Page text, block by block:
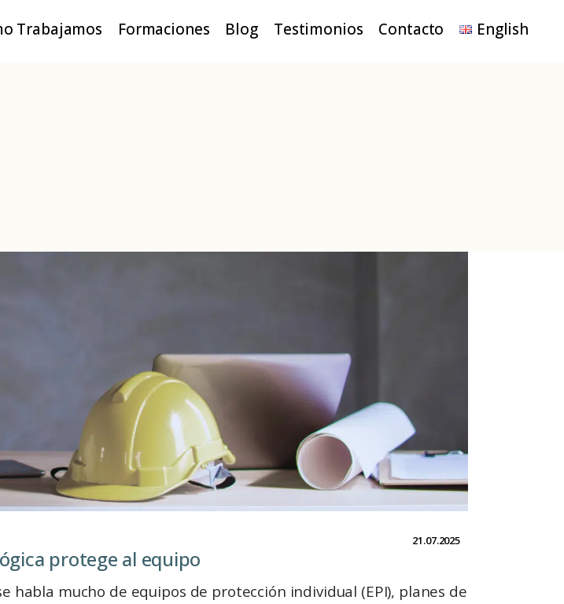
Trabajamos Formaciones Blog Testimonios Contacto English
21.07.2025
protege al equipo
habla mucho de equipos de protección individual (EPI), planes de